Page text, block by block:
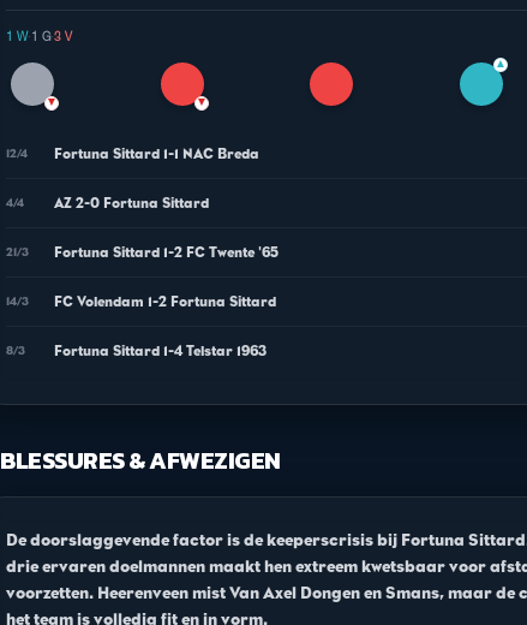
1 W· 1 G·3 V
▼ ▼
▲
12/4 Fortuna Sittard 1-1 NAC Breda
4/4 AZ 2-0 Fortuna Sittard
21/3 Fortuna Sittard 1-2 FC Twente '65
14/3 FC Volendam 1-2 Fortuna Sittard
8/3 Fortuna Sittard 1-4 Telstar 1963
BLESSURES & AFWEZIGEN
De doorslaggevende factor is de keeperscrisis bij Fortuna
drie ervaren doelmannen maakt hen extreem kwetsbaar voor
voorzetten. Heerenveen mist Van Axel Dongen en Smans, maar de
het team is volledig fit en in vorm.